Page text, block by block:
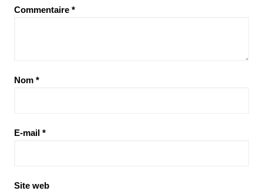
Commentaire *
Nom *
E-mail *
Site web